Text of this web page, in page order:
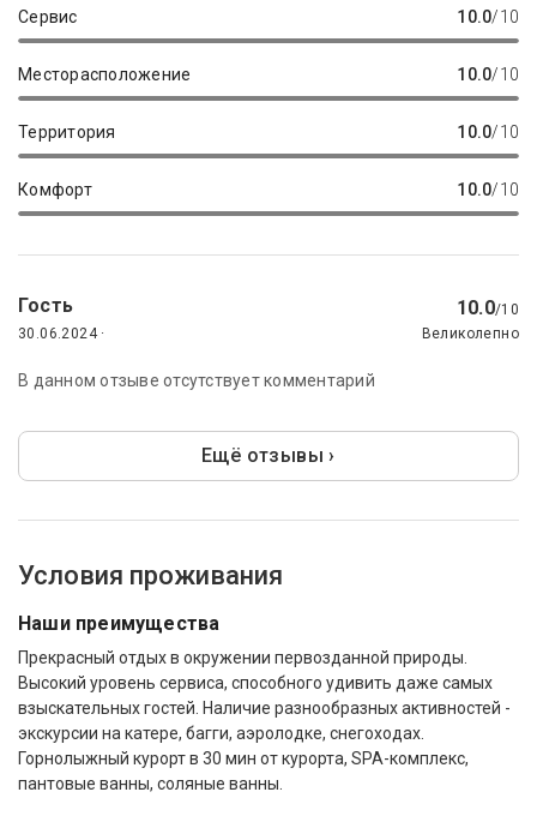
Сервис 10.0/10
Месторасположение 10.0/10
Территория 10.0/10
Комфорт 10.0/10
Гость 10.0/10
30.06.2024 ·
Великолепно
В данном отзыве отсутствует комментарий
Ещё отзывы ›
Условия проживания
Наши преимущества
Прекрасный отдых в окружении первозданной природы.
Высокий уровень сервиса, способного удивить даже самых
взыскательных гостей. Наличие разнообразных активностей -
экскурсии на катере, багги, аэролодке, снегоходах.
Горнолыжный курорт в 30 мин от курорта, SPA-комплекс,
пантовые ванны, соляные ванны.